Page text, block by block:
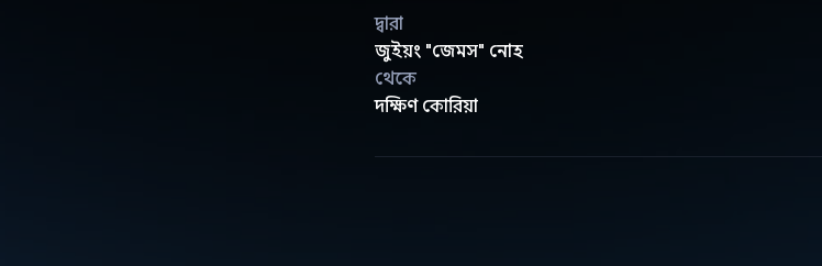
দ্বারা
জুইয়ং "জেমস" নোহ
থেকে
দক্ষিণ কোরিয়া